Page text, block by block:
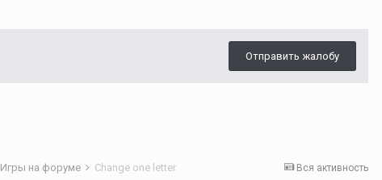
Отправить жалобу
Вся активность
Игры на форуме Change one letter